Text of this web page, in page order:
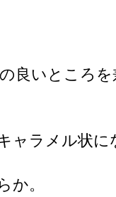
良いところ
ラメル状に
か。